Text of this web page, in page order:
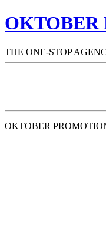
OKTOBER
THE ONE-STOP
OKTOBER